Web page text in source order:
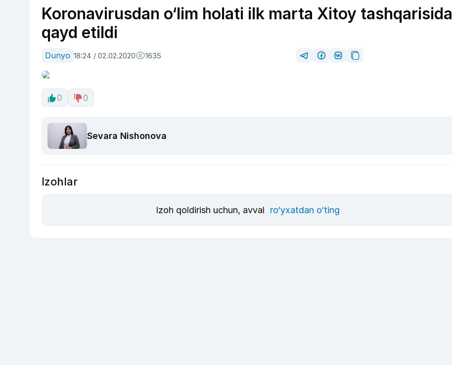
Koronavirusdan o‘lim holati ilk marta Xitoy tashqarisida
qayd etildi
Dunyo 18:24 / 02.02.2020 1635
0 0
Sevara Nishonova
Izohlar
Izoh qoldirish uchun, avval ro‘yxatdan o‘ting